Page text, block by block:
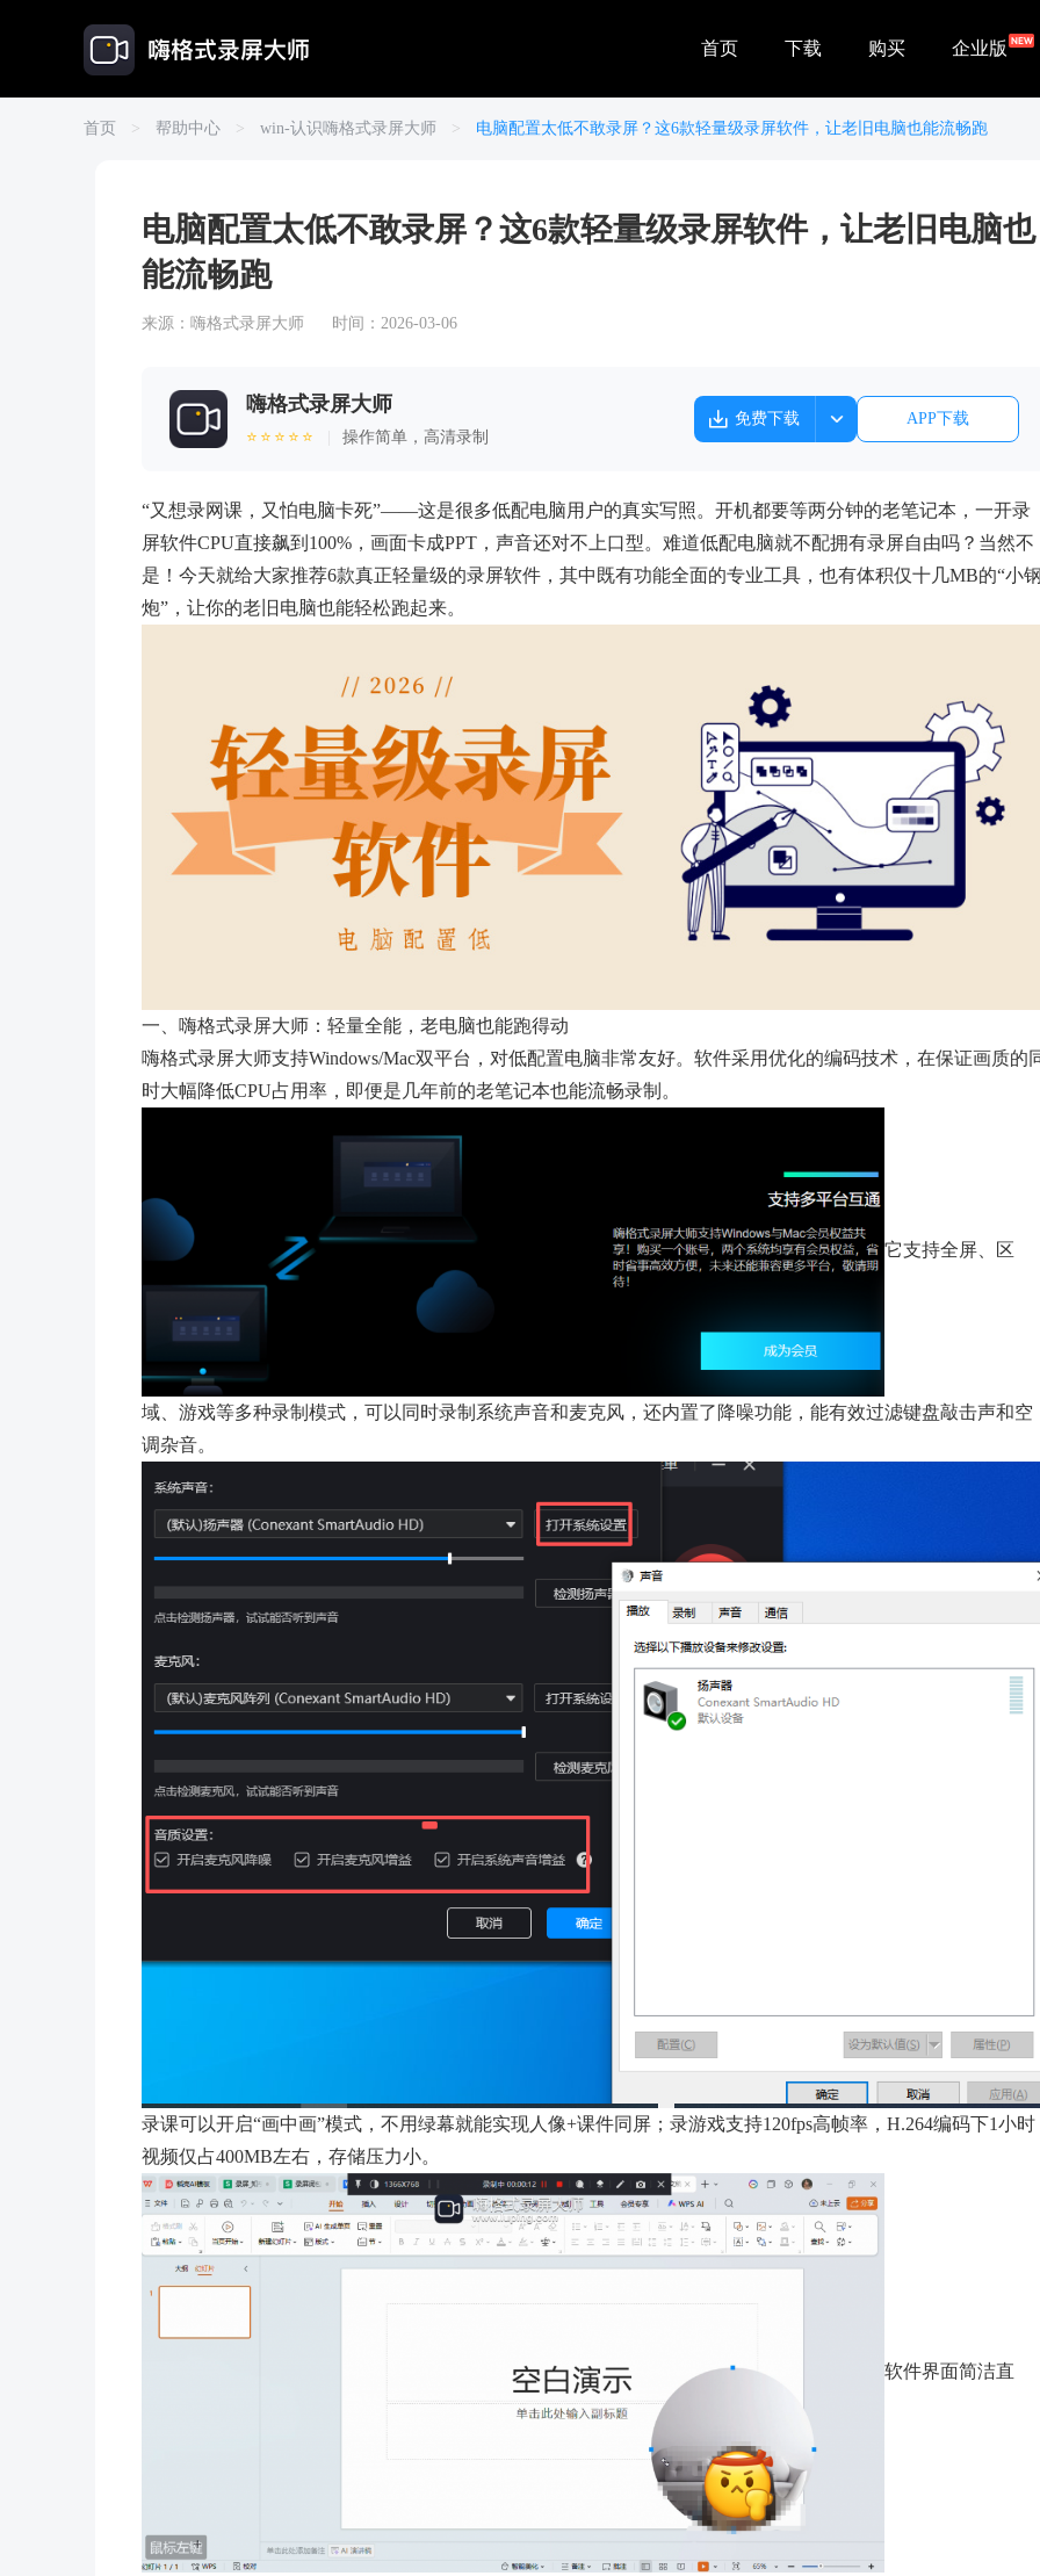
首页 下载 购买 企业版
首页 > 帮助中心 > win-认识嗨格式录屏大师 > 电脑配置太低不敢录屏？这6款轻量级录屏软件，让老旧电脑也能流畅跑
电脑配置太低不敢录屏？这6款轻量级录屏软件，让老旧电脑也
能流畅跑
来源： 嗨格式录屏大师 时间：2026-03-06
嗨格式录屏大师
⭐⭐⭐⭐⭐ 操作简单，高清录制
免费下载 APP下载
“又想录网课，又怕电脑卡死”——这是很多低配电脑用户的真实写照。开机都要等两分钟的老笔记本，一开录
屏软件CPU直接飙到100%，画面卡成PPT，声音还对不上口型。难道低配电脑就不配拥有录屏自由吗？当然不
是！今天就给大家推荐6款真正轻量级的录屏软件，其中既有功能全面的专业工具，也有体积仅十几MB的“小
炮”，让你的老旧电脑也能轻松跑起来。
一、嗨格式录屏大师：轻量全能，老电脑也能跑得动
嗨格式录屏大师支持Windows/Mac双平台，对低配置电脑非常友好。软件采用优化的编码技术，在保证画质的
时大幅降低CPU占用率，即便是几年前的老笔记本也能流畅录制。
它支持全屏、区
域、游戏等多种录制模式，可以同时录制系统声音和麦克风，还内置了降噪功能，能有效过滤键盘敲击声和空
调杂音。
录课可以开启“画中画”模式，不用绿幕就能实现人像+课件同屏；录游戏支持120fps高帧率，H.264编码下1小时
视频仅占400MB左右，存储压力小。
软件界面简洁直